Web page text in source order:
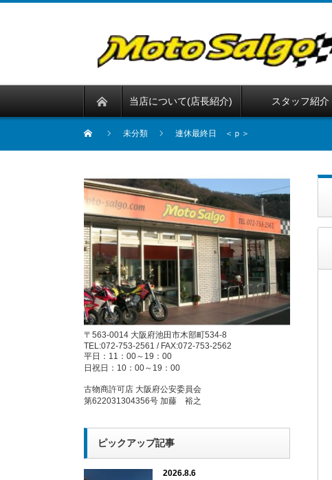
当店について(店長紹介) スタッフ紹介
未分類 連休最終日 ＜ｐ＞
〒563-0014 大阪府池田市木部町534-8
TEL:072-753-2561 / FAX:072-753-2562
平日：11：00～19：00
日祝日：10：00～19：00
古物商許可店 大阪府公安委員会
第622031304356号 加藤 裕之
ピックアップ記事
2026.8.6